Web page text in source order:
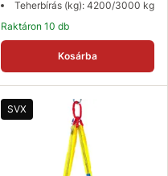
Teherbírás (kg): 4200/3000 kg
Raktáron 10 db
Kosárba
SVX